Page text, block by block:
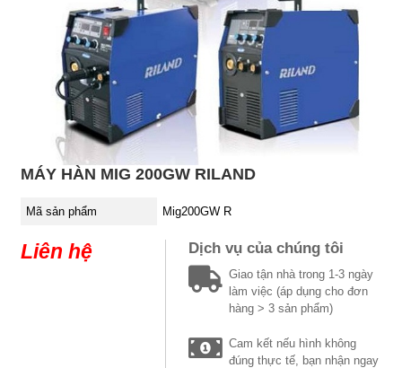
MÁY HÀN MIG 200GW RILAND
Mã sản phẩm Mig200GW R
Liên hệ Dịch vụ của chúng tôi
Giao tận nhà trong 1-3 ngày
làm việc (áp dụng cho đơn
hàng > 3 sản phẩm)
Cam kết nếu hình không
đúng thực tế, bạn nhận ngay